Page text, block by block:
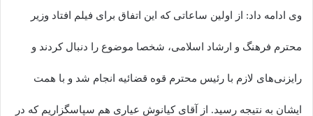
وی ادامه داد: از اولین ساعاتی که این اتفاق برای فیلم افتاد وزیر
محترم فرهنگ و ارشاد اسلامی، شخصا موضوع را دنبال کردند و
رایزنی‌های لازم با رئیس محترم قوه قضائیه انجام شد و با همت
ایشان به نتیجه رسید. از آقای کیانوش عیاری هم سپاسگزاریم که در